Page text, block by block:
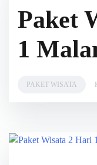
Paket
1
PAKET WISATA